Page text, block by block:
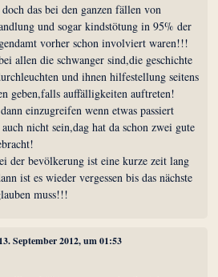
das bei den ganzen fällen von
und sogar kindstötung in 95% der
vorher schon involviert waren!!!
allen die schwanger sind,die geschichte
und ihnen hilfestellung seitens
geben,falls auffälligkeiten auftreten!
einzugreifen wenn etwas passiert
nicht sein,dag hat da schon zwei gute
der bevölkerung ist eine kurze zeit lang
ist es wieder vergessen bis das nächste
muss!!!
September 2012, um 01:53